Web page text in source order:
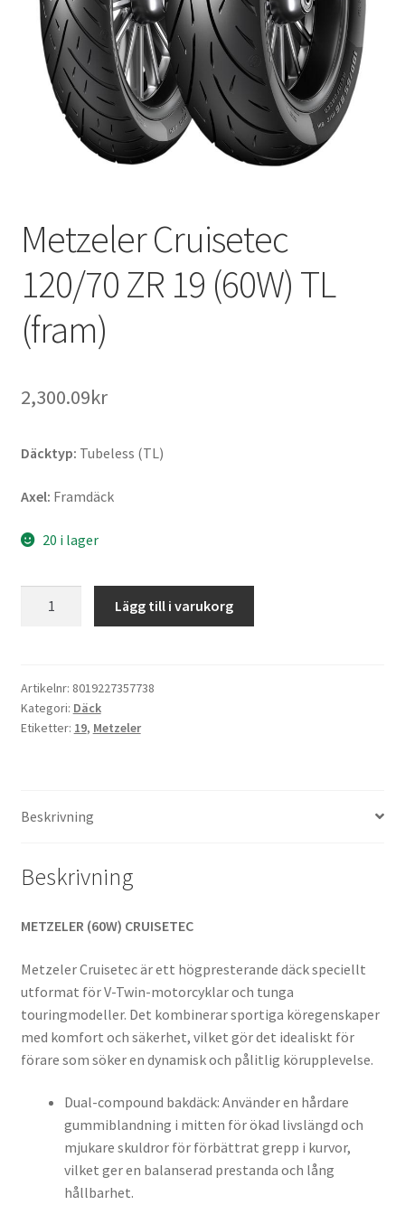
Metzeler Cruisetec
120/70 ZR 19 (60W) TL
(fram)
2,300.09kr
Däcktyp: Tubeless (TL)
Axel: Framdäck
20 i lager
19
(60W)
TL
Lägg till i varukorg
Artikelnr: 8019227357738
Kategori: Däck
Etiketter: 19, Metzeler
Beskrivning
Beskrivning
METZELER (60W) CRUISETEC
Metzeler Cruisetec är ett högpresterande däck speciellt
utformat för V-Twin-motorcyklar och tunga
touringmodeller. Det kombinerar sportiga köregenskaper
med komfort och säkerhet, vilket gör det idealiskt för
förare som söker en dynamisk och pålitlig körupplevelse.
Dual-compound bakdäck: Använder en hårdare
gummiblandning i mitten för ökad livslängd och
mjukare skuldror för förbättrat grepp i kurvor,
vilket ger en balanserad prestanda och lång
hållbarhet.